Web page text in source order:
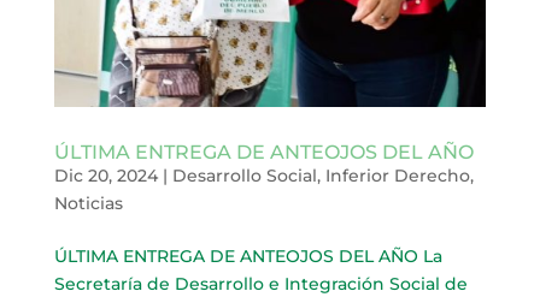
ÚLTIMA ENTREGA DE ANTEOJOS DEL AÑO
Dic 20, 2024| Desarrollo Social, Inferior Derecho,
Noticias
ÚLTIMA ENTREGA DE ANTEOJOS DEL AÑO La
Secretaría de Desarrollo e Integración Social de